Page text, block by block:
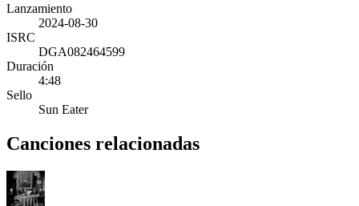
Lanzamiento
2024-08-30
ISRC
DGA082464599
Duración
4:48
Sello
Sun Eater
Canciones relacionadas